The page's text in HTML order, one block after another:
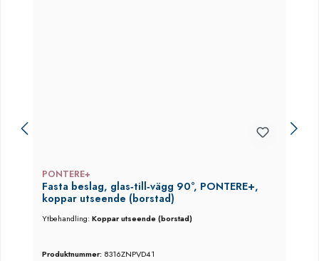
PONTERE+
Fasta beslag, glas‑till‑vägg 90°, PONTERE+,
koppar utseende (borstad)
Ytbehandling:Koppar utseende (borstad)
Produktnummer: 8316ZNPVD41